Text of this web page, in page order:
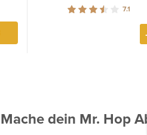
7.1
Mache dein Mr. Hop